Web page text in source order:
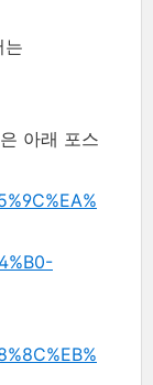
는
아래 포스